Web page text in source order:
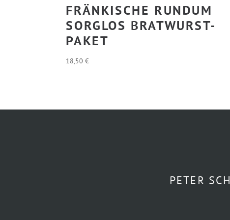
FRÄNKISCHE RUNDUM
SORGLOS BRATWURST-
PAKET
18,50€
PETER